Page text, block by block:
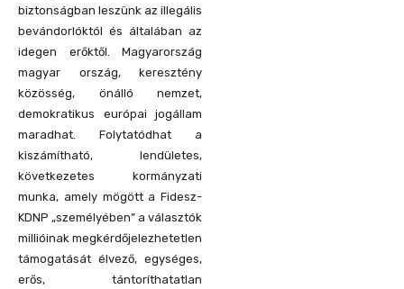
biztonságban leszünk az illegális
bevándorlóktól és általában az
idegen erőktől. Magyarország
magyar ország, keresztény
közösség, önálló nemzet,
demokratikus európai jogállam
maradhat. Folytatódhat a
kiszámítható, lendületes,
következetes kormányzati
munka, amely mögött a Fidesz-
KDNP „személyében” a választók
millióinak megkérdőjelezhetetlen
támogatását élvező, egységes,
erős, tántoríthatatlan